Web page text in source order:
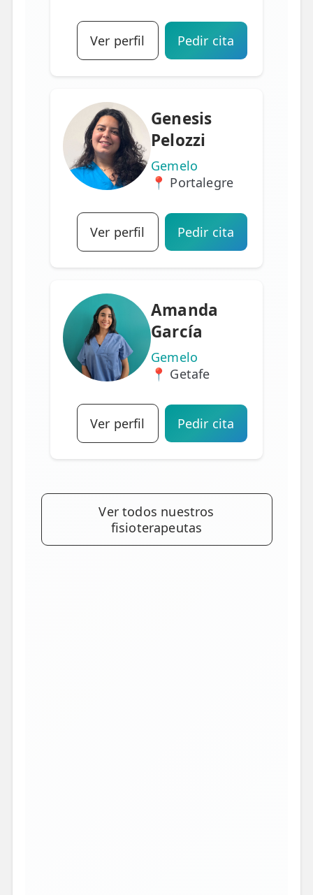
Ver perfil Pedir cita
Genesis
Pelozzi
Gemelo
📍 Portalegre
Ver perfil Pedir cita
Amanda
García
Gemelo
📍 Getafe
Ver perfil Pedir cita
Ver todos nuestros
fisioterapeutas